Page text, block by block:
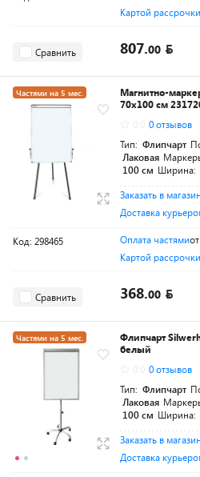
Картой рассрочки
Сравнить 807.00
Частями на 5 мес.
Магнитно-
70х100 см
0 отзывов
Тип: Флипчарт
Лаковая
100 см Ширина:
Заказать в магазин
Доставка
Код: 298465 Оплата частямиот
Картой рассрочки
Сравнить 368.00
Частями на 5 мес.
Флипчарт
белый
0 отзывов
Тип: Флипчарт
Лаковая
100 см Ширина:
Заказать в магазин
Доставка